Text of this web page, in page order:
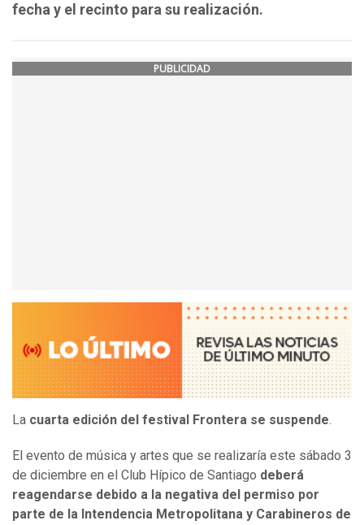
fecha y el recinto para su realización.
PUBLICIDAD
La cuarta edición del festival Frontera se suspende.
El evento de música y artes que se realizaría este sábado 3
de diciembre en el Club Hípico de Santiago deberá
reagendarse debido a la negativa del permiso por
parte de la Intendencia Metropolitana y Carabineros de